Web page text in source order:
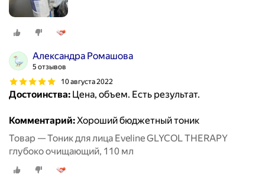
Александра Ромашова
5 отзывов
10 августа 2022
Достоинства: Цена, объем. Есть результат.
Комментарий:Хороший бюджетный тоник
Товар — Тоник для лица Eveline GLYCOL THERAPY
глубоко очищающий, 110 мл